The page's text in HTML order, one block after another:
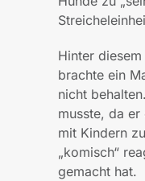
Hinter
brachte ein
nicht
musste, da
mit Kindern
„komisch“
gemacht hat.